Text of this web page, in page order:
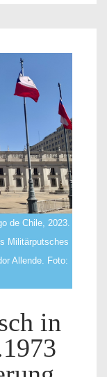
de Chile, 2023.
Militärputsches
Allende. Foto:
in